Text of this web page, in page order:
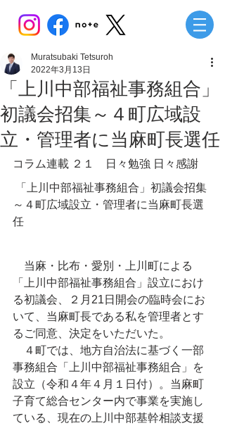
「上川中部福祉事務組合」
初議会招集～４町広域設
立・管理者に当麻町長選任
Muratsubaki Tetsuroh
2022年3月13日
コラム連載 ２１　日々勉強 日々感謝
～４町広域設立・管理者に当麻町長選
任
当麻・比布・愛別・上川町による
「上川中部福祉事務組合」設立におけ
る初議会、２月21日開会の臨時会にお
いて、当麻町長である私を管理者とす
るご同意、決定をいただいた。
４町では、地方自治法に基づく一部
事務組合「上川中部福祉事務組合」を
設立（令和４年４月１日付）。当麻町
子育て総合センター内で事業を実施し
ている、現在の上川中部基幹相談支援